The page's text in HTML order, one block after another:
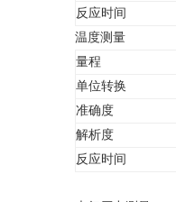
反应时间
温度测量
量程
单位转换
准确度
解析度
反应时间